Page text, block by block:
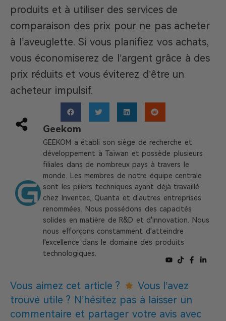
produits et à utiliser des services de
comparaison des prix pour ne pas acheter
à l’aveuglette. Si vous planifiez vos achats,
vous économiserez de l’argent grâce à des
prix réduits et vous éviterez d’être un
acheteur impulsif.
Geekom
GEEKOM a établi son siège de recherche et
développement à Taïwan et possède plusieurs
filiales dans de nombreux pays à travers le
monde. Les membres de notre équipe centrale
sont les piliers techniques ayant déjà travaillé
chez Inventec, Quanta et d'autres entreprises
renommées. Nous possédons des capacités
solides en matière de R&D et d'innovation. Nous
nous efforçons constamment d'atteindre
l'excellence dans le domaine des produits
technologiques.
Vous aimez cet article ?
Vous l’avez
trouvé utile ? N’hésitez pas à laisser un
commentaire et partager votre avis avec